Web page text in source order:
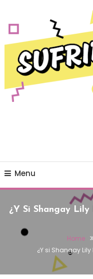
Menu
¿Y Si Shangay
Home
¿Y si Shangay